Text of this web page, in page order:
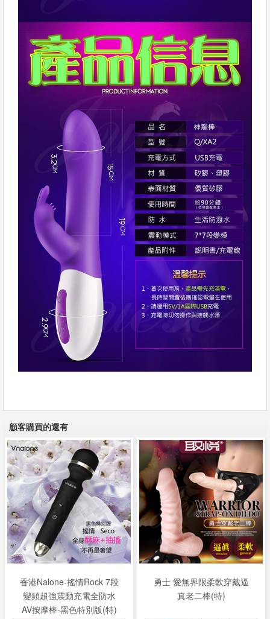
顧客購買的還有
香港Nalone-搖情Rock 7段
變頻超強震動充電全防水
AV按摩棒-黑色特別版(特)
勇士 愛無界限柔軟穿戴逼
真老二棒(特)